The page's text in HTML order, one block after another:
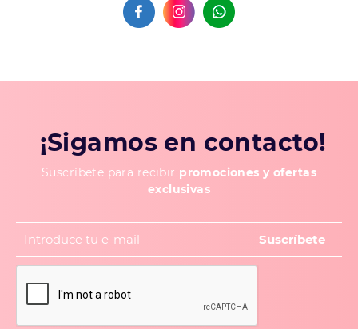
¡Sigamos en contacto!
Suscríbete para recibir promociones y ofertas
exclusivas